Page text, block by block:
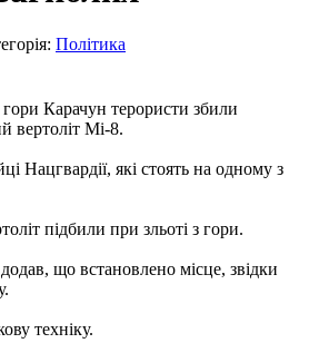
Політика
Карачун терористи збили
вертоліт Мі-8.
Нацгвардії, які стоять на одному з
підбили при зльоті з гори.
що встановлено місце, звідки
техніку.